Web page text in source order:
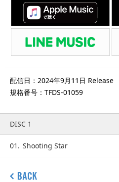
配信日：2024年9月11日 Release
規格番号：TFDS-01059
DISC 1
01. Shooting Star